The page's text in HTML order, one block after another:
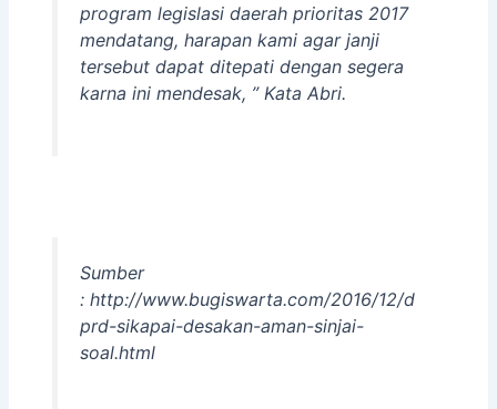
program legislasi daerah prioritas 2017
mendatang, harapan kami agar janji
tersebut dapat ditepati dengan segera
karna ini mendesak, ” Kata Abri.
Sumber
: http://www.bugiswarta.com/2016/12/d
prd-sikapai-desakan-aman-sinjai-
soal.html